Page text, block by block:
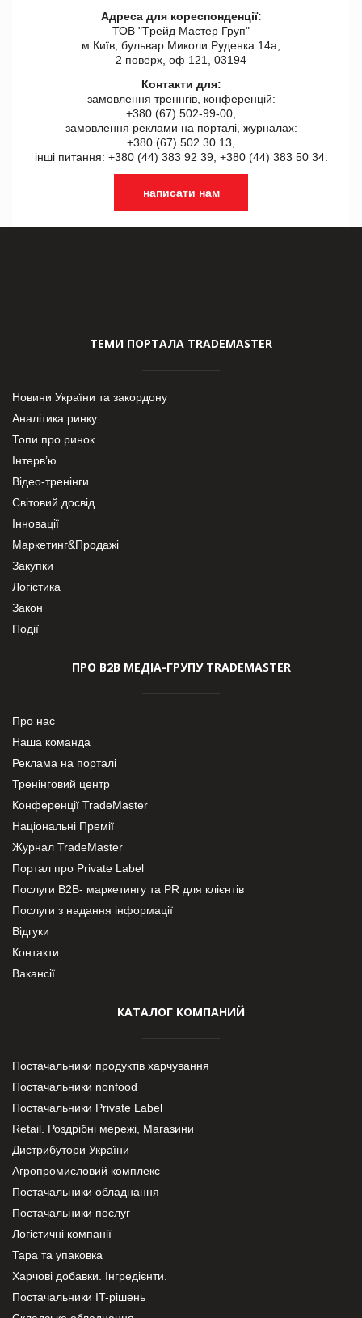
Адреса для кореспонденції:
ТОВ "Tрейд Мастер Груп"
м.Київ, бульвар Миколи Руденка 14а,
2 поверх, оф 121, 03194
Контакти для:
замовлення треннгів, конференцій:
+380 (67) 502-99-00,
замовлення реклами на порталі, журналах:
+380 (67) 502 30 13,
інші питання: +380 (44) 383 92 39, +380 (44) 383 50 34.
написати нам
ТЕМИ ПОРТАЛА TRADEMASTER
Новини України та закордону
Аналітика ринку
Топи про ринок
Інтерв’ю
Відео-тренінги
Світовий досвід
Інновації
Маркетинг&Продажі
Закупки
Логістика
Закон
Події
ПРО В2В МЕДІА-ГРУПУ TRADEMASTER
Про нас
Наша команда
Реклама на порталі
Тренінговий центр
Конференції TradeMaster
Національні Премії
Журнал TradeMaster
Портал про Private Label
Послуги В2В- маркетингу та PR для клієнтів
Послуги з надання інформації
Відгуки
Контакти
Вакансії
КАТАЛОГ КОМПАНИЙ
Постачальники продуктів харчування
Постачальники nonfood
Постачальники Private Label
Retail. Роздрібні мережі, Магазини
Дистрибутори України
Агропромисловий комплекс
Постачальники обладнання
Постачальники послуг
Логістичні компанії
Тара та упаковка
Харчові добавки. Інгредієнти.
Постачальники IT-рішень